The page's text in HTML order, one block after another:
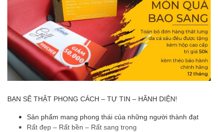
BẠN SẼ THẬT PHONG CÁCH – TỰ TIN – HÃNH DIỆN!
Sản phẩm mang phong thái của những người thành đạt
Rất đẹp – Rất bền – Rất sang trọng